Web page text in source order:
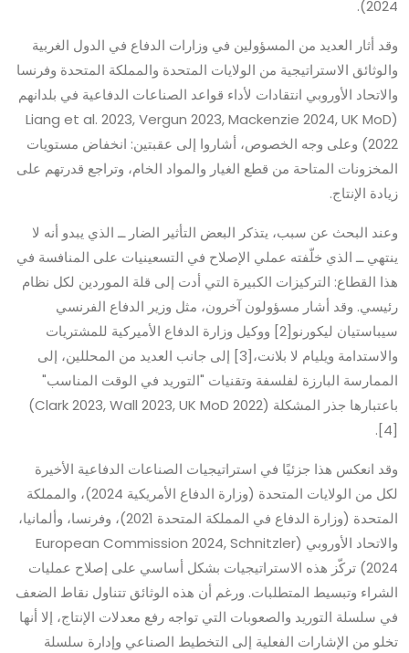
2024).
وقد أثار العديد من المسؤولين في وزارات الدفاع في الدول الغربية
والوثائق الاستراتيجية من الولايات المتحدة والمملكة المتحدة وفرنسا
والاتحاد الأوروبي انتقادات لأداء قواعد الصناعات الدفاعية في بلدانهم
(Liang et al. 2023, Vergun 2023, Mackenzie 2024, UK MoD
2022) وعلى وجه الخصوص، أشاروا إلى عقبتين: انخفاض مستويات
المخزونات المتاحة من قطع الغيار والمواد الخام، وتراجع قدرتهم على
زيادة الإنتاج.
وعند البحث عن سبب، يتذكر البعض التأثير الضار ــ الذي يبدو أنه لا
ينتهي ــ الذي خلّفته عملي الإصلاح في التسعينيات على المنافسة في
هذا القطاع: التركيزات الكبيرة التي أدت إلى قلة الموردين لكل نظام
رئيسي. وقد أشار مسؤولون آخرون، مثل وزير الدفاع الفرنسي
سيباستيان ليكورنو[2] ووكيل وزارة الدفاع الأميركية للمشتريات
والاستدامة ويليام لا بلانت،[3] إلى جانب العديد من المحللين، إلى
الممارسة البارزة لفلسفة وتقنيات "التوريد في الوقت المناسب"
باعتبارها جذر المشكلة (Clark 2023, Wall 2023, UK MoD 2022)
وقد انعكس هذا جزئيًا في استراتيجيات الصناعات الدفاعية الأخيرة
لكل من الولايات المتحدة (وزارة الدفاع الأمريكية 2024)، والمملكة
المتحدة (وزارة الدفاع في المملكة المتحدة 2021)، وفرنسا، وألمانيا،
والاتحاد الأوروبي (European Commission 2024, Schnitzler
2024) تركّز هذه الاستراتيجيات بشكل أساسي على إصلاح عمليات
الشراء وتبسيط المتطلبات. ورغم أن هذه الوثائق تتناول نقاط الضعف
في سلسلة التوريد والصعوبات التي تواجه رفع معدلات الإنتاج، إلا أنها
تخلو من الإشارات الفعلية إلى التخطيط الصناعي وإدارة سلسلة